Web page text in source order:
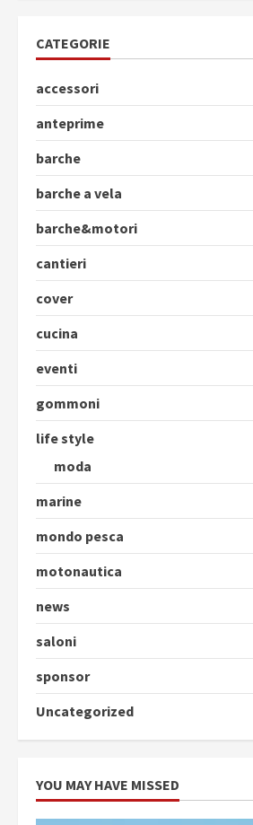
CATEGORIE
accessori
anteprime
barche
barche a vela
barche&motori
cantieri
cover
cucina
eventi
gommoni
life style
moda
marine
mondo pesca
motonautica
news
saloni
sponsor
Uncategorized
YOU MAY HAVE MISSED